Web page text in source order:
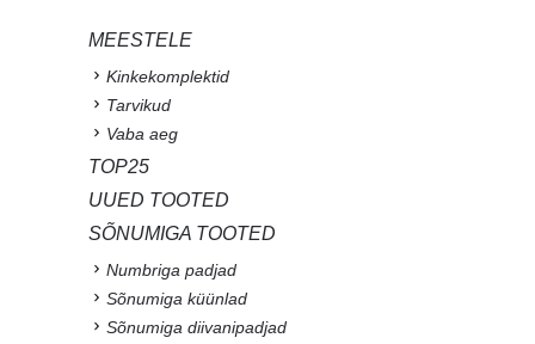
MEESTELE
Kinkekomplektid
Tarvikud
Vaba aeg
TOP25
UUED TOOTED
SÕNUMIGA TOOTED
Numbriga padjad
Sõnumiga küünlad
Sõnumiga diivanipadjad